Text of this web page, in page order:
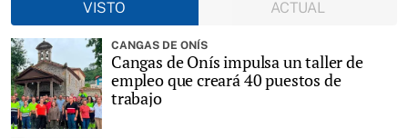
VISTO
ACTUAL
CANGAS DE ONÍS
Cangas de Onís impulsa un taller de
empleo que creará 40 puestos de
trabajo